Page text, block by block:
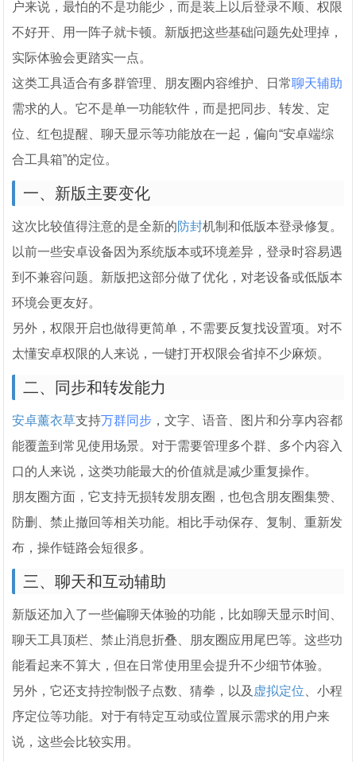
户来说，最怕的不是功能少，而是装上以后登录不顺、权限
不好开、用一阵子就卡顿。新版把这些基础问题先处理掉，
实际体验会更踏实一点。
这类工具适合有多群管理、朋友圈内容维护、日常聊天辅助
需求的人。它不是单一功能软件，而是把同步、转发、定
位、红包提醒、聊天显示等功能放在一起，偏向“安卓端综
合工具箱”的定位。
一、新版主要变化
这次比较值得注意的是全新的防封机制和低版本登录修复。
以前一些安卓设备因为系统版本或环境差异，登录时容易遇
到不兼容问题。新版把这部分做了优化，对老设备或低版本
环境会更友好。
另外，权限开启也做得更简单，不需要反复找设置项。对不
太懂安卓权限的人来说，一键打开权限会省掉不少麻烦。
二、同步和转发能力
安卓薰衣草支持万群同步 ，文字、语音、图片和分享内容都
能覆盖到常见使用场景。对于需要管理多个群、多个内容入
口的人来说，这类功能最大的价值就是减少重复操作。
朋友圈方面，它支持无损转发朋友圈，也包含朋友圈集赞、
防删、禁止撤回等相关功能。相比手动保存、复制、重新发
布，操作链路会短很多。
三、聊天和互动辅助
新版还加入了一些偏聊天体验的功能，比如聊天显示时间、
聊天工具顶栏、禁止消息折叠、朋友圈应用尾巴等。这些功
能看起来不算大，但在日常使用里会提升不少细节体验。
另外，它还支持控制骰子点数、猜拳，以及 虚拟定位 、小程
序定位等功能。对于有特定互动或位置展示需求的用户来
说，这些会比较实用。